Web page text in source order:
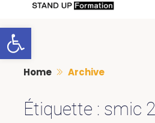
Ouvrir la barre d’outils
Home Archive
Étiquette : smic